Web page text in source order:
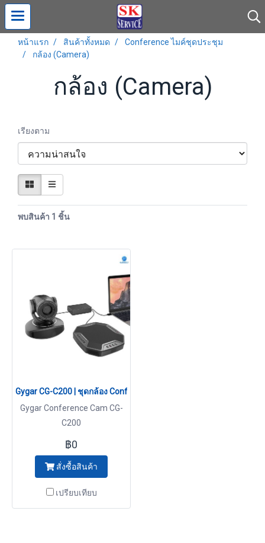
หน้าแรก สินค้าทั้งหมด
Conference ไมค์ชุดประชุม
กล้อง (Camera)
กล้อง (Camera)
เรียงตาม
พบสินค้า 1 ชิ้น
Gygar CG-C200 | ชุดกล้อง Conference สำหรับงานในห้องประชุมแล
Gygar Conference Cam CG-
C200
฿0
สั่งซื้อสินค้า
เปรียบเทียบ